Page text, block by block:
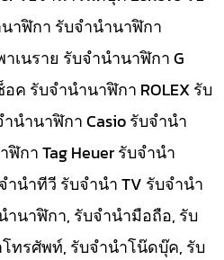
าฬิกา รับจำนำนาฬิกา
เนราย รับจำนำนาฬิกา G
ค รับจำนำนาฬิกา ROLEX รับ
นำนาฬิกา Casio รับจำนำ
กา Tag Heuer รับจำนำ
นำทีวี รับจำนำ TV รับจำนำ
ำนาฬิกา, รับจำนำมือถือ, รับ
ทรศัพท์, รับจำนำโน๊ดบุ๊ค, รับ